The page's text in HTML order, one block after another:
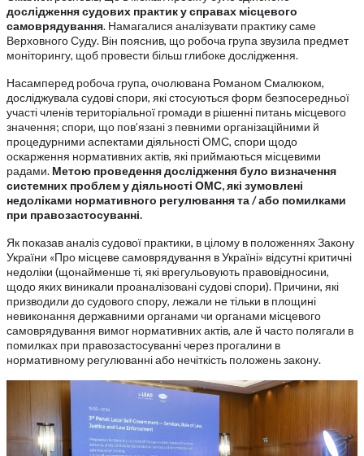
дослідження судових практик у справах місцевого
самоврядування. Намагалися аналізувати практику саме
Верховного Суду. Він пояснив, що робоча група звузила предмет
моніторингу, щоб провести більш глибоке дослідження.
Насамперед робоча група, очолювана Романом Смалюком,
досліджувала судові спори, які стосуються форм безпосередньої
участі членів територіальної громади в рішенні питань місцевого
значення; спори, що пов’язані з певними організаційними й
процедурними аспектами діяльності ОМС, спори щодо
оскарження нормативних актів, які приймаються місцевими
радами. Метою проведення дослідження було визначення
системних проблем у діяльності ОМС, які зумовлені
недоліками нормативного регулювання та / або помилками
при правозастосуванні.
Як показав аналіз судової практики, в цілому в положеннях Закону
України «Про місцеве самоврядування в Україні» відсутні критичні
недоліки (щонайменше ті, які врегульовують правовідносини,
щодо яких виникали проаналізовані судові спори). Причини, які
призводили до судового спору, лежали не тільки в площині
невиконання державними органами чи органами місцевого
самоврядування вимог нормативних актів, але й часто полягали в
помилках при правозастосуванні через прогалини в
нормативному регулюванні або нечіткість положень закону.